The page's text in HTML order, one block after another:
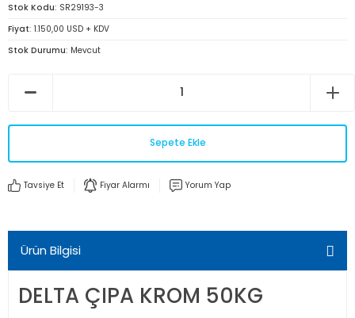
Stok Kodu SR29193-3
Fiyat 1.150,00 USD + KDV
Stok Durumu Mevcut
Sepete Ekle
Tavsiye Et Fiyar Alarmı Yorum Yap
Ürün Bilgisi
DELTA ÇIPA KROM 50KG